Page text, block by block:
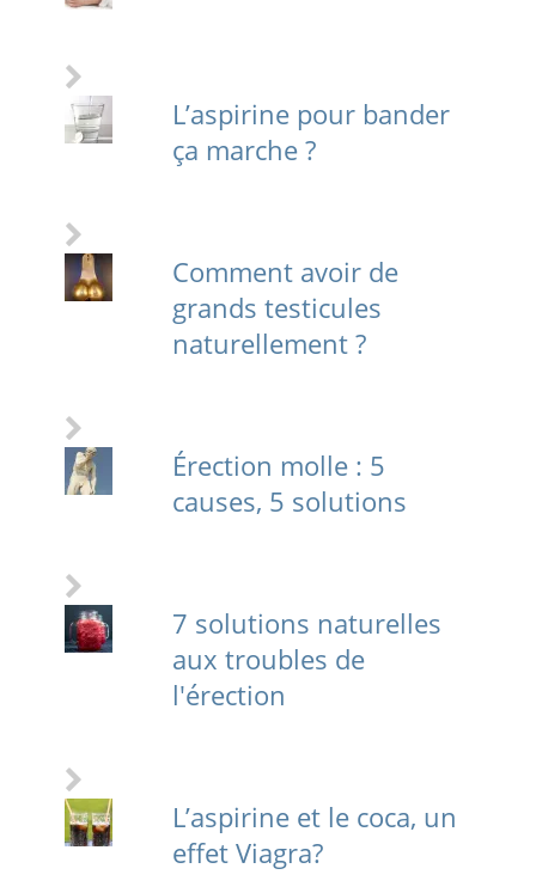
L’aspirine pour bander
ça marche ?
Comment avoir de
grands testicules
naturellement ?
Érection molle : 5
causes, 5 solutions
7 solutions naturelles
aux troubles de
l'érection
L’aspirine et le coca, un
effet Viagra?